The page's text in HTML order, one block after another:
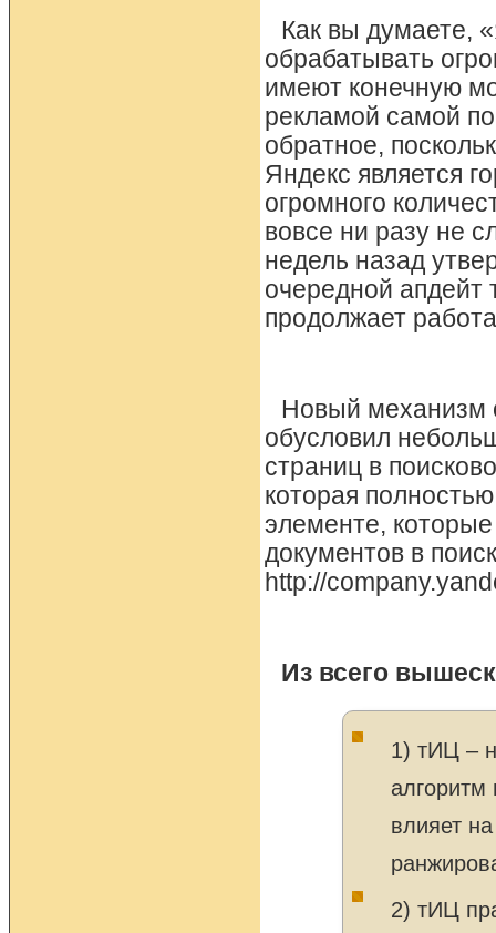
Как вы думаете,
обрабатывать
имеют конечную
рекламой самой
обратное,
Яндекс является
огромного
вовсе ни разу не
недель назад
очередной апдейт
продолжает
Новый механизм
обусловил
страниц в
которая
элементе,
документов в
http://
Из всего
1) тИЦ –
алгоритм
влияет
2) тИЦ